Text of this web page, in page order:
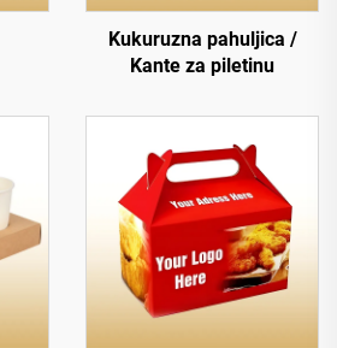
Kukuruzna pahuljica /
Kante za piletinu